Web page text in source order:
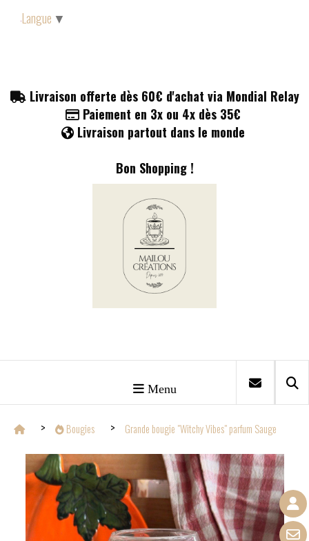
Livraison offerte dès 60€ d'achat via Mondial Relay
Paiement en 3x ou 4x dès 35€
 Livraison partout dans le monde
Bon Shopping !
Menu
Bougies Grande bougie "Witchy Vibes" parfum Sauge
Langue ▼